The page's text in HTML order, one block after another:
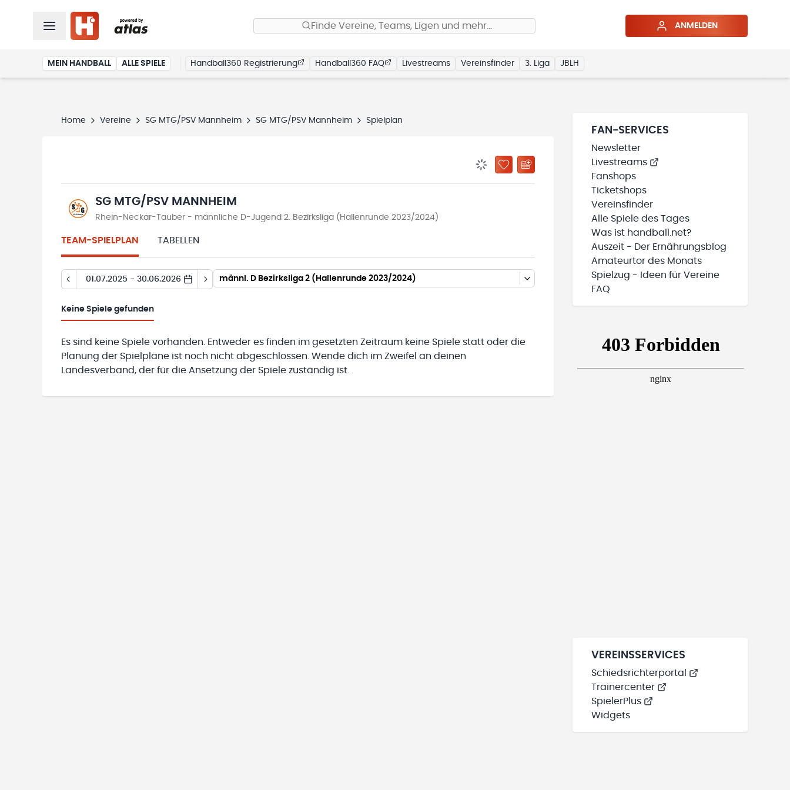
Finde Vereine, Teams, Ligen und mehr… ANMELDEN
MEIN HANDBALL ALLE SPIELE Handball360 Registrierung Handball360 FAQ Livestreams Vereinsfinder 3. Liga JBLH
Home Vereine SG MTG/PSV Mannheim SG MTG/PSV Mannheim Spielplan
BENACHRICHTIGUNGSSTATUS WIRD GELADEN
ZU „MEINE TEAMS“ HINZUFÜGEN
SG MTG/PSV MANNHEIM
Rhein-Neckar-Tauber - männliche D-Jugend 2. Bezirksliga (Hallenrunde 2023/2024)
TEAM-SPIELPLAN TABELLEN
01.07.2025 - 30.06.2026 männl. D Bezirksliga 2 (Hallenrunde 2023/2024)
Keine Spiele gefunden
Es sind keine Spiele vorhanden. Entweder es finden im gesetzten Zeitraum keine Spiele statt oder die
Planung der Spielpläne ist noch nicht abgeschlossen. Wende dich im Zweifel an deinen
Landesverband, der für die Ansetzung der Spiele zuständig ist.
FAN-SERVICES
Newsletter
Livestreams
Fanshops
Ticketshops
Vereinsfinder
Alle Spiele des Tages
Was ist handball.net?
Auszeit - Der Ernährungsblog
Amateurtor des Monats
Spielzug - Ideen für Vereine
FAQ
VEREINSSERVICES
Schiedsrichterportal
Trainercenter
SpielerPlus
Widgets